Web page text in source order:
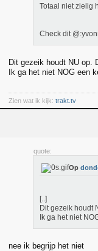
Totaal niet zielig
Check dit
Dit gezeik houdt NU op.
Ik ga het niet NOG een
Zien wat ik kijk: trakt.tv
quote:
Op
[..]
Dit gezeik houdt
Ik ga het niet
nee ik begrijp het niet